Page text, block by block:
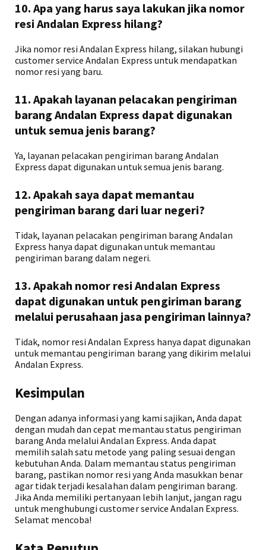
10. Apa yang harus saya lakukan jika nomor
resi Andalan Express hilang?
Jika nomor resi Andalan Express hilang, silakan hubungi
customer service Andalan Express untuk mendapatkan
nomor resi yang baru.
11. Apakah layanan pelacakan pengiriman
barang Andalan Express dapat digunakan
untuk semua jenis barang?
Ya, layanan pelacakan pengiriman barang Andalan
Express dapat digunakan untuk semua jenis barang.
12. Apakah saya dapat memantau
pengiriman barang dari luar negeri?
Tidak, layanan pelacakan pengiriman barang Andalan
Express hanya dapat digunakan untuk memantau
pengiriman barang dalam negeri.
13. Apakah nomor resi Andalan Express
dapat digunakan untuk pengiriman barang
melalui perusahaan jasa pengiriman lainnya?
Tidak, nomor resi Andalan Express hanya dapat digunakan
untuk memantau pengiriman barang yang dikirim melalui
Andalan Express.
Kesimpulan
Dengan adanya informasi yang kami sajikan, Anda dapat
dengan mudah dan cepat memantau status pengiriman
barang Anda melalui Andalan Express. Anda dapat
memilih salah satu metode yang paling sesuai dengan
kebutuhan Anda. Dalam memantau status pengiriman
barang, pastikan nomor resi yang Anda masukkan benar
agar tidak terjadi kesalahan dalam pengiriman barang.
Jika Anda memiliki pertanyaan lebih lanjut, jangan ragu
untuk menghubungi customer service Andalan Express.
Selamat mencoba!